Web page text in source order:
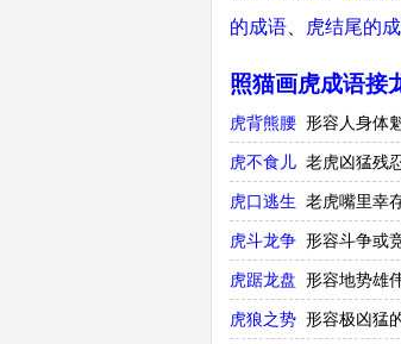
的成语
虎结尾的
照猫画虎成语接
虎背熊腰 形容人身体
虎不食儿 老虎凶猛残
虎口逃生 老虎嘴里幸
虎斗龙争 形容斗争或
虎踞龙盘 形容地势雄
虎狼之势 形容极凶猛